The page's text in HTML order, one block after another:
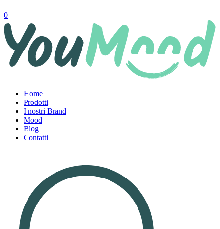
0
Home
Prodotti
I nostri Brand
Mood
Blog
Contatti